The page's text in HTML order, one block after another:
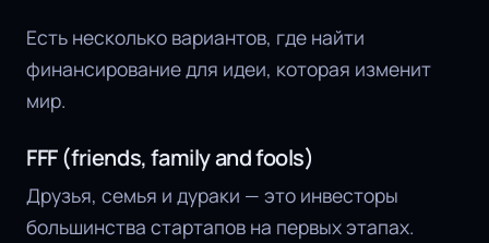
Есть несколько вариантов, где найти
финансирование для идеи, которая изменит
мир.
FFF (friends, family and fools)
Друзья, семья и дураки — это инвесторы
большинства стартапов на первых этапах.